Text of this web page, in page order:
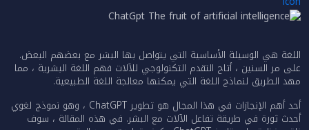
اللغة هي الوسيلة الأساسية التي يتواصل بها البشر مع بعضهم البعض.
على مر السنين ، أتاح التقدم التكنولوجي للآلات فهم اللغة البشرية ، مما
مهد الطريق لنماذج اللغة التي يمكنها معالجة اللغة الطبيعية.
أحد أهم الإنجازات في هذا المجال هو تطوير ChatGPT ، وهو نموذج لغوي
أحدث ثورة في طريقة تفاعل الآلات مع البشر. في هذه المقالة ، سوف